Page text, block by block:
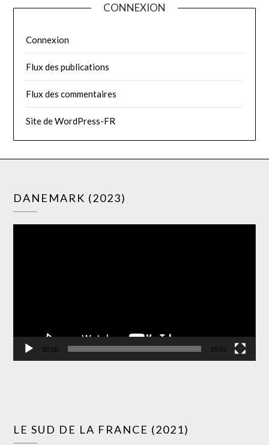
CONNEXION
Connexion
Flux des publications
Flux des commentaires
Site de WordPress-FR
DANEMARK (2023)
00:00 15:51
LE SUD DE LA FRANCE (2021)